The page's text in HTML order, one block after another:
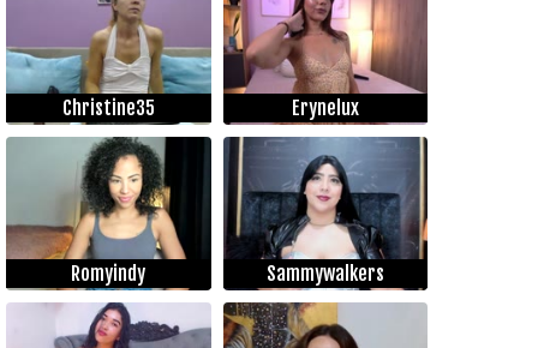
Christine35 Erynelux
Romyindy Sammywalkers